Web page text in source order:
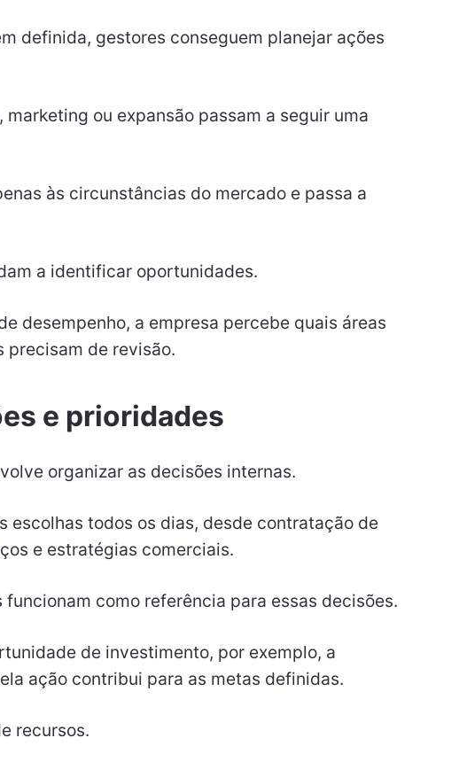
definida, gestores conseguem planejar ações
ou expansão passam a seguir uma
às circunstâncias do mercado e passa a
a identificar oportunidades.
desempenho, a empresa percebe quais áreas
precisam de revisão.
e prioridades
organizar as decisões internas.
escolhas todos os dias, desde contratação de
e estratégias comerciais.
como referência para essas decisões.
de investimento, por exemplo, a
ação contribui para as metas definidas.
recursos.